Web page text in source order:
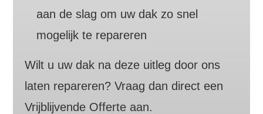
aan de slag om uw dak zo snel
mogelijk te repareren
Wilt u uw dak na deze uitleg door ons
laten repareren? Vraag dan direct een
Vrijblijvende Offerte aan.